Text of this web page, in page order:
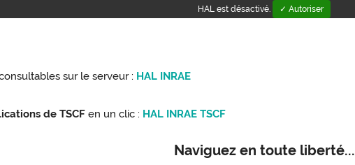
HAL est désactivé. ✓ Autoriser
sur le serveur : HAL INRAE
de TSCF en un clic : HAL INRAE TSCF
Naviguez en toute liberté...